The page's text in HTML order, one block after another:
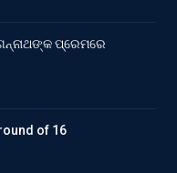
ପ୍ରେମରେ
of 16